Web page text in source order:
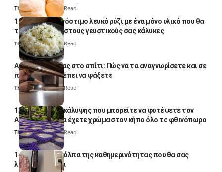
Thali Ombre 4 Min Read
10 φορές ποιο νόστιμο λευκό ρύζι με ένα μόνο υλικό που θα
το απογειώσει στους γευστικούς σας κάλυκες
Thali Ombre4 Min Read
Αυγά κατσαρίδας στο σπίτι: Πώς να τα αναγνωρίσετε και σε
ποια σημεία πρέπει να ψάξετε
Thali Ombre4 Min Read
12 φυτά εδαφοκάλυψης που μπορείτε να φυτέψετε τον
Αύγουστο για να έχετε χρώμα στον κήπο όλο το φθινόπωρο
Thali Ombre7 Min Read
14 πανέξυπνα κόλπα της καθημερινότητας που θα σας
λύσουν τα χέρια